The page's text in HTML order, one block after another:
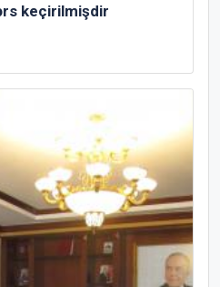
keçirilmişdir